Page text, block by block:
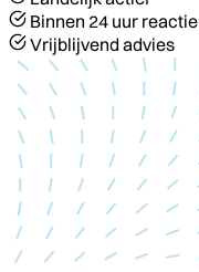
Binnen 24 uur reactie
Vrijblijvend advies